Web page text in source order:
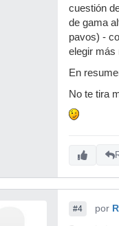
cuestión
de gama
pavos) -
elegir más
En
No te tira
#4 por